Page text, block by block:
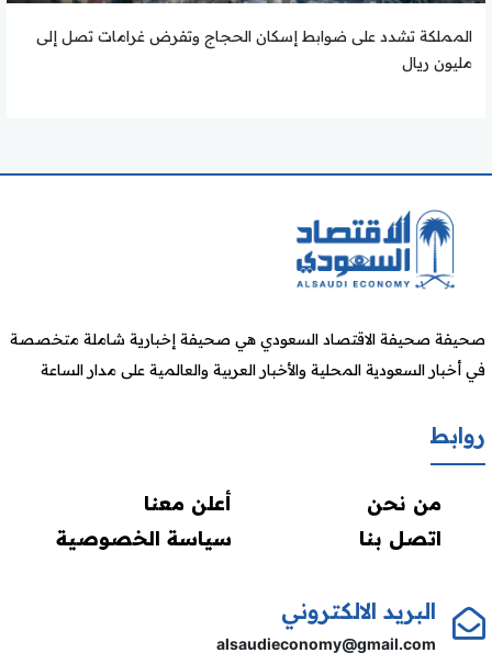
المملكة تشدد على ضوابط إسكان الحجاج وتفرض غرامات تصل إلى
مليون ريال
صحيفة صحيفة الاقتصاد السعودي هي صحيفة إخبارية شاملة متخصصة
في أخبار السعودية المحلية والأخبار العربية والعالمية على مدار الساعة
روابط
من نحن
أعلن معنا
اتصل بنا
سياسة الخصوصية
البريد الالكتروني
alsaudieconomy@gmail.com